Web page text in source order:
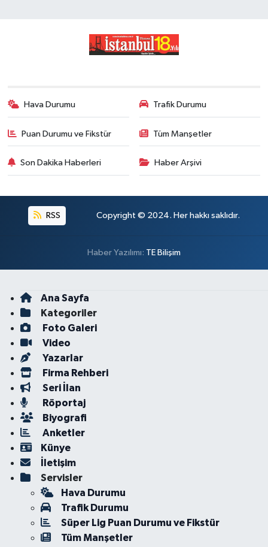
Hava Durumu Trafik Durumu
Puan Durumu ve Fikstür Tüm Manşetler
Son Dakika Haberleri Haber Arşivi
RSS Copyright © 2024. Her hakkı saklıdır.
Haber Yazılımı: TE Bilişim
Ana Sayfa
Kategoriler
Foto Galeri
Video
Yazarlar
Firma Rehberi
Seri İlan
Röportaj
Biyografi
Anketler
Künye
İletişim
Servisler
Hava Durumu
Trafik Durumu
Süper Lig Puan Durumu ve Fikstür
Tüm Manşetler